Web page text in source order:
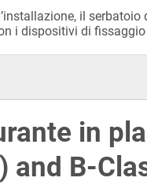
il serbatoio
i dispositivi di
in
and B-